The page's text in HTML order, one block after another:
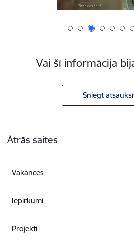
Vai šī informācija
Sniegt
Ātrās saites
Vakances
Iepirkumi
Projekti